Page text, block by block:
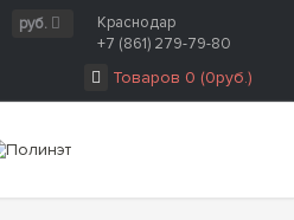
руб.
Краснодар
+7 (861) 279-79-80
Товаров 0 (0руб.)